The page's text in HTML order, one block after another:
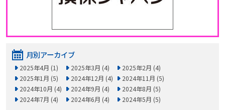
月別アーカイブ
2025年4月 (1) 2025年3月 (4)
2025年2月 (4)
2025年1月 (5)
2024年12月 (4)
2024年11月 (5)
2024年10月 (4)
2024年9月 (4)
2024年8月 (5)
2024年7月 (4)
2024年6月 (4) 2024年5月 (5)